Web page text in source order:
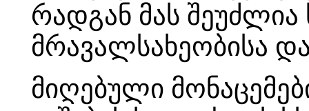
რადგან მას
მრავალსახეობისა
მიღებული